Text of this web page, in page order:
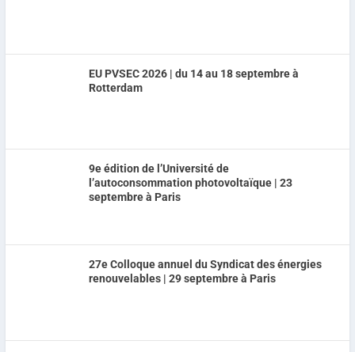
EU PVSEC 2026 | du 14 au 18 septembre à
Rotterdam
9e édition de l’Université de
l’autoconsommation photovoltaïque | 23
septembre à Paris
27e Colloque annuel du Syndicat des énergies
renouvelables | 29 septembre à Paris